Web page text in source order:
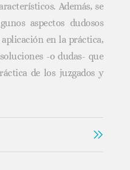
Además, se
aspectos dudosos
en la práctica,
-o dudas- que
de los juzgados y